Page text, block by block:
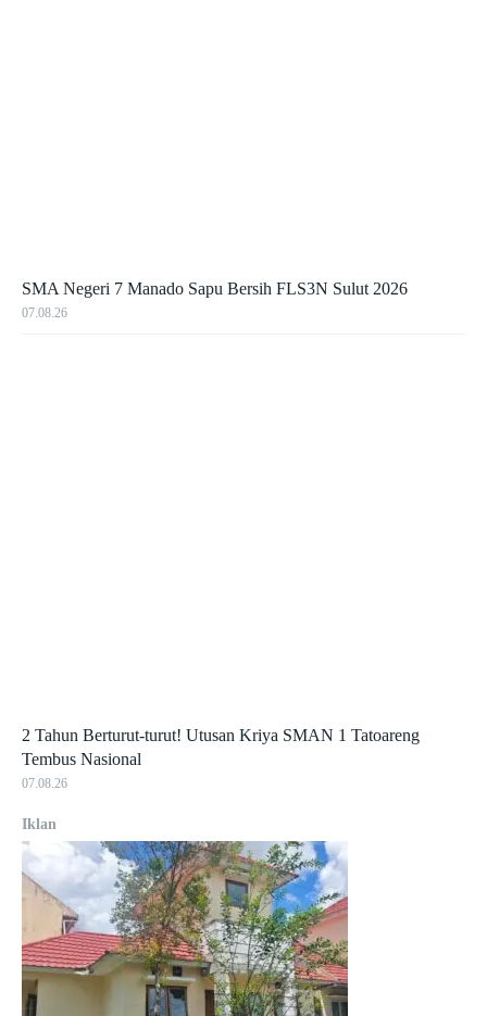
SMA Negeri 7 Manado Sapu Bersih FLS3N Sulut 2026
07.08.26
2 Tahun Berturut-turut! Utusan Kriya SMAN 1 Tatoareng
Tembus Nasional
07.08.26
Iklan